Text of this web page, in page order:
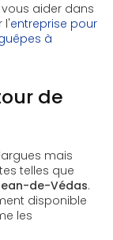
aider dans
l'entreprise pour
à
de
mais
telles que
de-Védas.
disponible
les